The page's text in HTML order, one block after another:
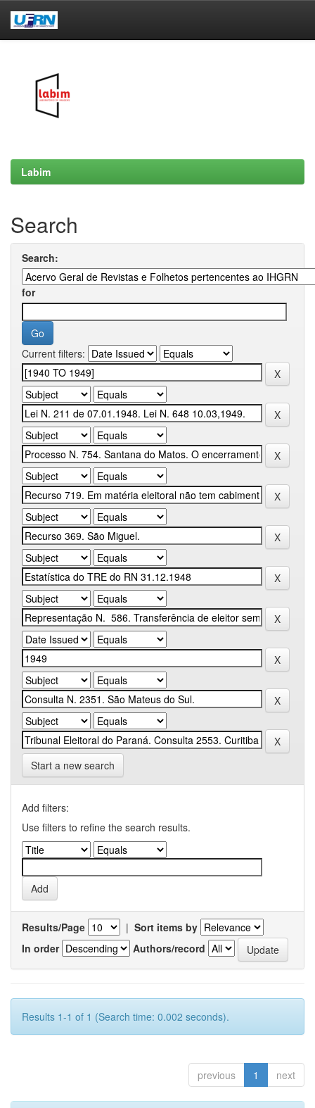
Labim
Search
Search:
for
Current filters:
Start a new search
Add filters:
Use filters to refine the search results.
Results/Page | Sort items by
In order
Authors/record
Results 1-1 of 1 (Search time: 0.002 seconds).
previous 1 next